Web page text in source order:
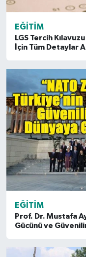
EĞITIM
LGS Tercih
İçin Tüm Detaylar
EĞITIM
Prof. Dr. Mustafa
Gücünü ve